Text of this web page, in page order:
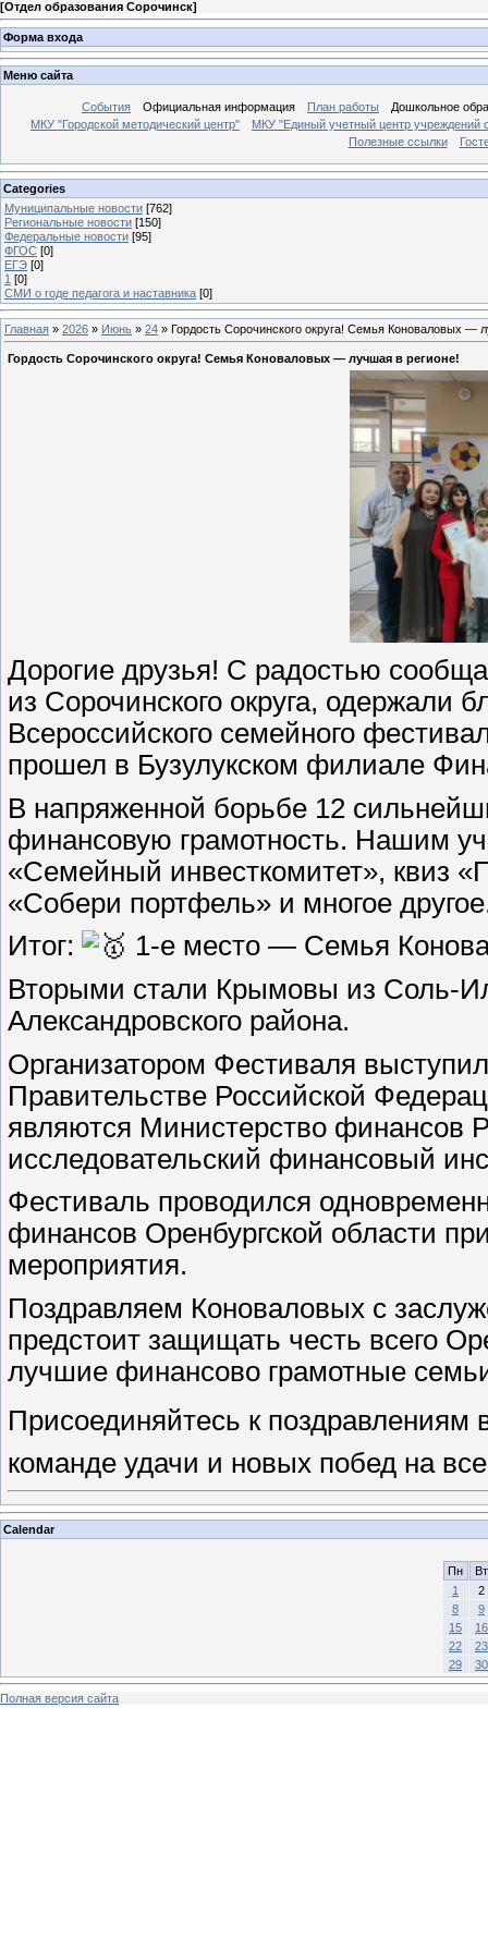
[Отдел образования Сорочинск]
Форма входа
Меню сайта
События Официальная информация План работы
Дошкольное
МКУ "Городской методический центр"
МКУ "Единый учетный центр учреждений
Полезные ссылки
Categories
Муниципальные новости [762]
Региональные новости [150]
Федеральные новости [95]
ФГОС [0]
ЕГЭ [0]
1 [0]
СМИ о годе педагога и наставника [0]
Главная » 2026 » Июнь » 24 » Гордость Сорочинского округа! Семья Коноваловых —
Гордость Сорочинского округа! Семья Коноваловых — лучшая в регионе!
Дорогие друзья! С радостью
из Сорочинского округа, одержали
Всероссийского семейного
прошел в Бузулукском филиале
В напряженной борьбе 12
финансовую грамотность. Нашим
«Семейный инвесткомитет», квиз
«Собери портфель» и многое
Итог:
1-е место — Семья
Вторыми стали Крымовы из Соль-
Александровского района.
Организатором Фестиваля
Правительстве Российской
являются Министерство финансов
исследовательский финансовый
Фестиваль проводился
финансов Оренбургской области
мероприятия.
Поздравляем Коноваловых с
предстоит защищать честь всего
лучшие финансово грамотные
Присоединяйтесь к поздравлениям
команде удачи и новых побед на
Calendar
Пн
Вт
1
2
8
9
15
16
22
23
29
30
Полная версия сайта